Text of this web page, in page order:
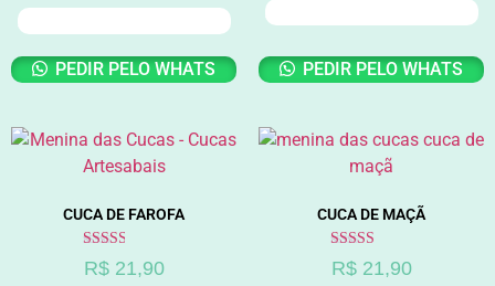
ADICIONAR AO CARRINHO
PEDIR PELO WHATS
ADICIONAR AO CARRINHO
PEDIR PELO WHATS
CUCA DE FAROFA
Avaliação
2.60
R$21,90
CUCA DE MAÇÃ
Avaliação
2.83
R$21,90